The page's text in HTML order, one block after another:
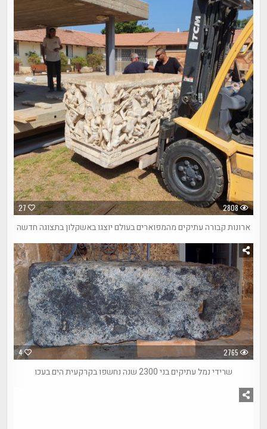
27 2808
ארונות קבורה עתיקים מהמפוארים בעולם יוצגו באשקלון בתצוגה חדשה
4 2765
שרידי נמל עתיקים בני 2300 שנה נחשפו בקרקעית הים בעכו